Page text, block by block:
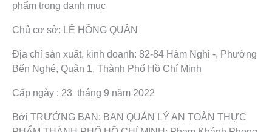
phẩm trong danh mục
Chủ cơ sở: LÊ HỒNG QUÂN
Địa chỉ sản xuất, kinh doanh: 82-84 Hàm Nghi -, Phường
Bến Nghé, Quận 1, Thành Phố Hồ Chí Minh
Cấp ngày : 23 tháng 9 năm 2022
Bởi TRƯỞNG BAN: BAN QUẢN LÝ AN TOÀN THỰC